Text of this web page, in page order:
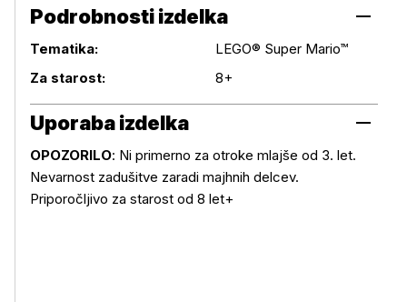
Podrobnosti izdelka
Tematika:
LEGO® Super Mario™
Za starost:
8+
Uporaba izdelka
Uporaba izdelka
OPOZORILO: Ni primerno za otroke mlajše od 3. let.
Nevarnost zadušitve zaradi majhnih delcev.
Priporočljivo za starost od 8 let+